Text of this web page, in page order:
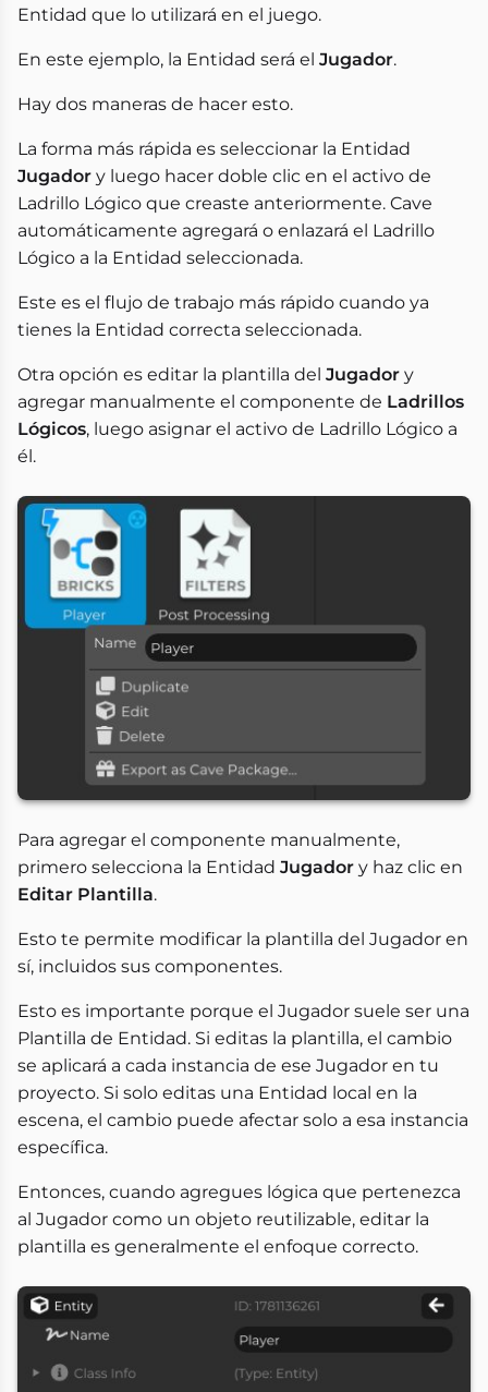
Entidad que lo utilizará en el juego.
En este ejemplo, la Entidad será el Jugador.
Hay dos maneras de hacer esto.
La forma más rápida es seleccionar la Entidad
Jugador y luego hacer doble clic en el activo de
Ladrillo Lógico que creaste anteriormente. Cave
automáticamente agregará o enlazará el Ladrillo
Lógico a la Entidad seleccionada.
Este es el flujo de trabajo más rápido cuando ya
tienes la Entidad correcta seleccionada.
Otra opción es editar la plantilla del Jugador y
agregar manualmente el componente de Ladrillos
Lógicos, luego asignar el activo de Ladrillo Lógico a
él.
Para agregar el componente manualmente,
primero selecciona la Entidad Jugador y haz clic en
Editar Plantilla.
Esto te permite modificar la plantilla del Jugador en
sí, incluidos sus componentes.
Esto es importante porque el Jugador suele ser una
Plantilla de Entidad. Si editas la plantilla, el cambio
se aplicará a cada instancia de ese Jugador en tu
proyecto. Si solo editas una Entidad local en la
escena, el cambio puede afectar solo a esa instancia
específica.
Entonces, cuando agregues lógica que pertenezca
al Jugador como un objeto reutilizable, editar la
plantilla es generalmente el enfoque correcto.